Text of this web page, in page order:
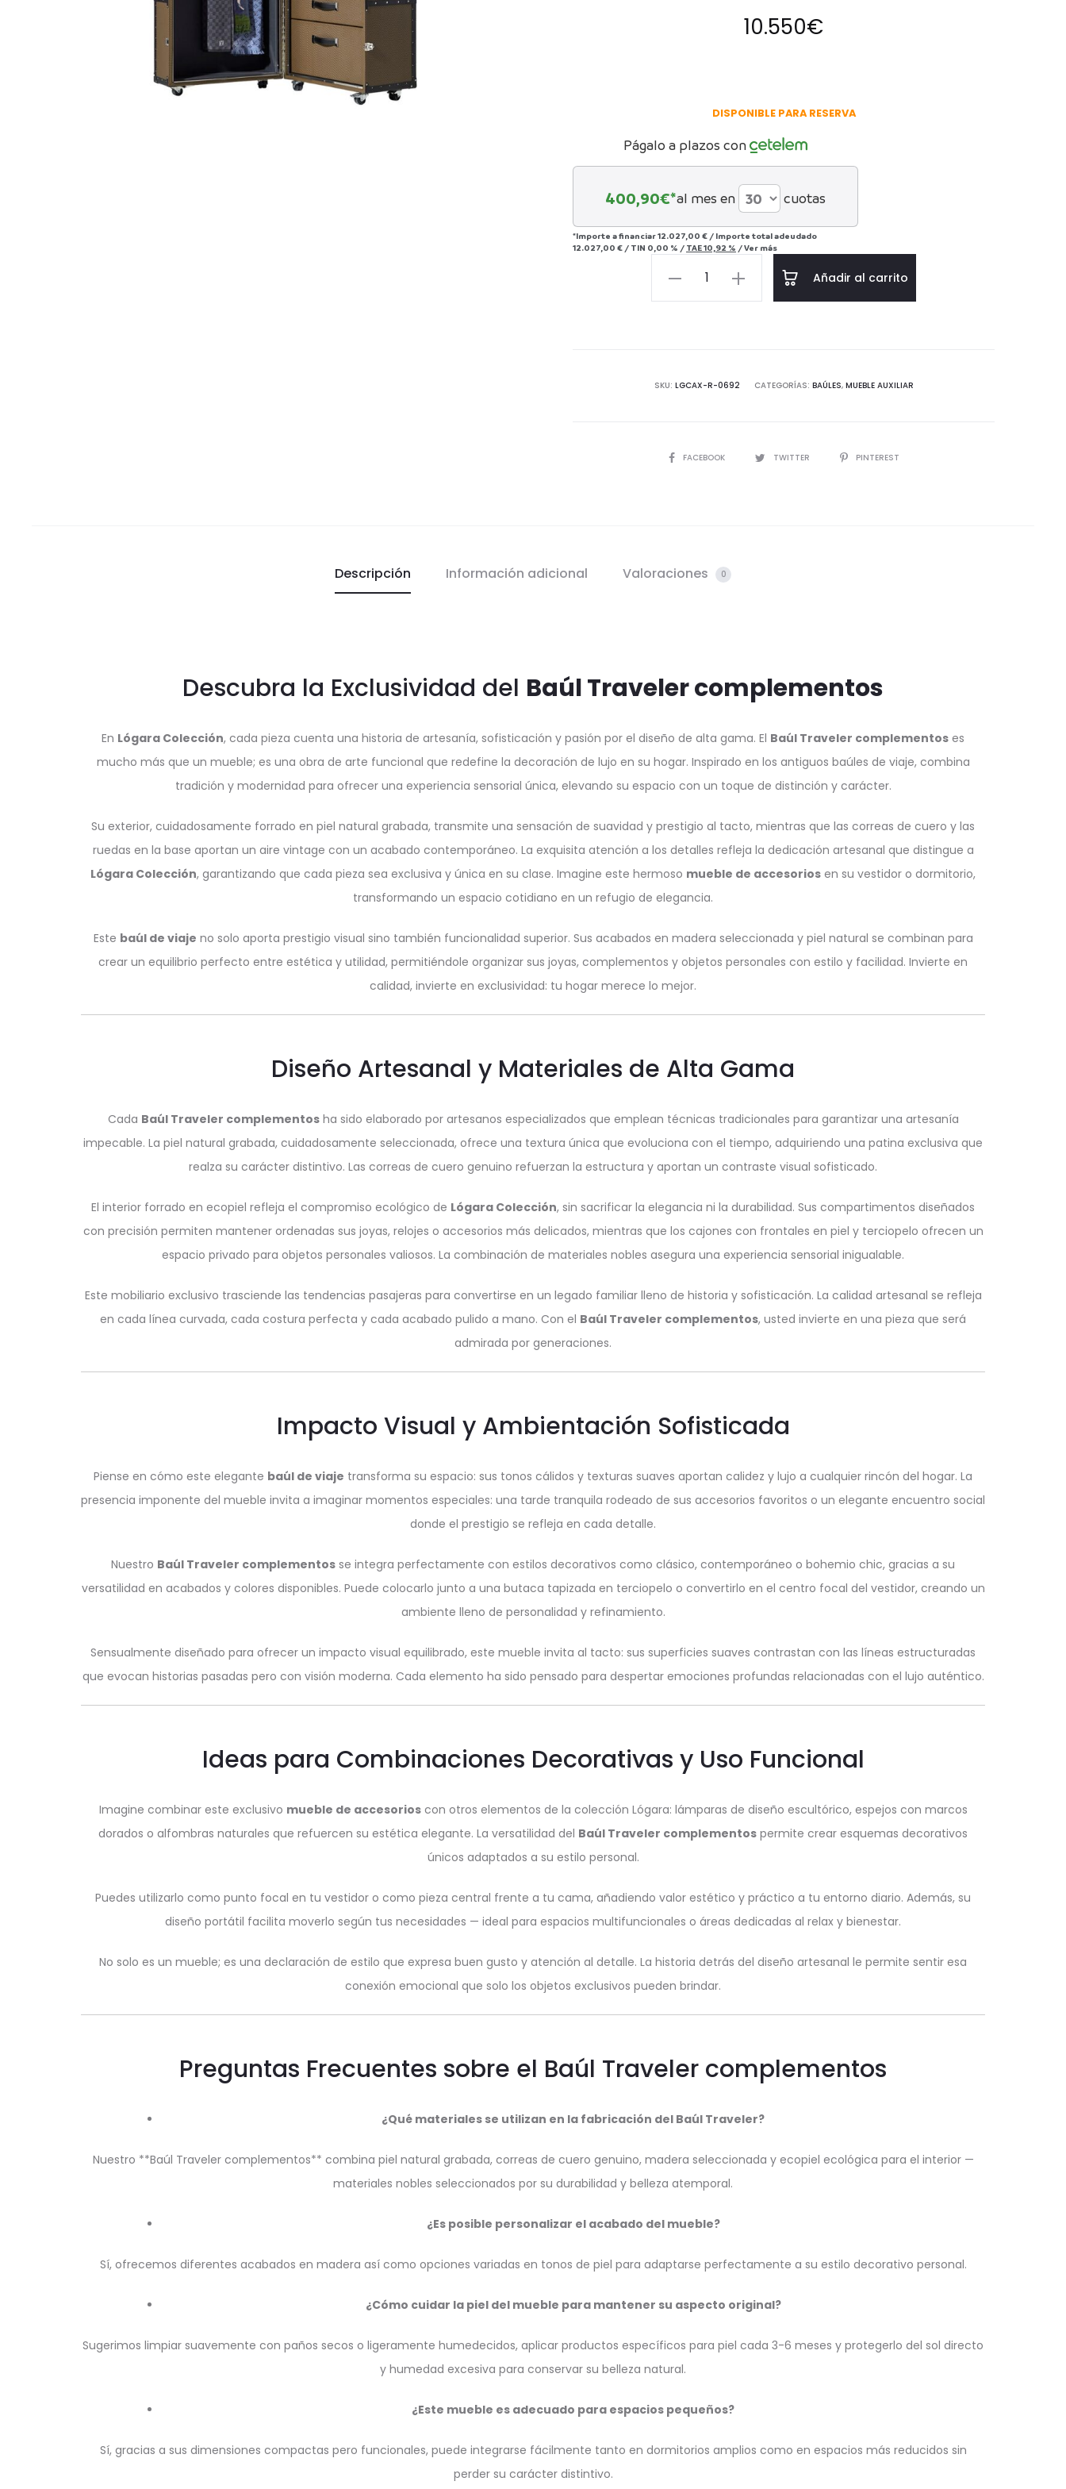
10.550€
DISPONIBLE PARA RESERVA
Págalo a plazos con
400,90€*al mes en cuotas
*Importe a financiar12.027,00 € / Importe total adeudado
12.027,00 € / TIN 0,00 % / TAE10,92 % /Ver más
Añadir al carrito
SKU: LGCAX-R-0692 CATEGORÍAS: BAÚLES, MUEBLE AUXILIAR
COMPARTIR
FACEBOOK TWITTER PINTEREST
Descripción Información adicional Valoraciones 0
Descubra la Exclusividad del Baúl Traveler complementos
En Lógara Colección, cada pieza cuenta una historia de artesanía, sofisticación y pasión por el diseño de alta gama. El Baúl Traveler complementos es
mucho más que un mueble; es una obra de arte funcional que redefine la decoración de lujo en su hogar. Inspirado en los antiguos baúles de viaje, combina
tradición y modernidad para ofrecer una experiencia sensorial única, elevando su espacio con un toque de distinción y carácter.
Su exterior, cuidadosamente forrado en piel natural grabada, transmite una sensación de suavidad y prestigio al tacto, mientras que las correas de cuero y las
ruedas en la base aportan un aire vintage con un acabado contemporáneo. La exquisita atención a los detalles refleja la dedicación artesanal que distingue a
Lógara Colección, garantizando que cada pieza sea exclusiva y única en su clase. Imagine este hermoso mueble de accesorios en su vestidor o dormitorio,
transformando un espacio cotidiano en un refugio de elegancia.
Este baúl de viaje no solo aporta prestigio visual sino también funcionalidad superior. Sus acabados en madera seleccionada y piel natural se combinan para
crear un equilibrio perfecto entre estética y utilidad, permitiéndole organizar sus joyas, complementos y objetos personales con estilo y facilidad. Invierte en
calidad, invierte en exclusividad: tu hogar merece lo mejor.
Diseño Artesanal y Materiales de Alta Gama
Cada Baúl Traveler complementosha sido elaborado por artesanos especializados que emplean técnicas tradicionales para garantizar una artesanía
impecable. La piel natural grabada, cuidadosamente seleccionada, ofrece una textura única que evoluciona con el tiempo, adquiriendo una patina exclusiva que
realza su carácter distintivo. Las correas de cuero genuino refuerzan la estructura y aportan un contraste visual sofisticado.
El interior forrado en ecopiel refleja el compromiso ecológico de Lógara Colección, sin sacrificar la elegancia ni la durabilidad. Sus compartimentos diseñados
con precisión permiten mantener ordenadas sus joyas, relojes o accesorios más delicados, mientras que los cajones con frontales en piel y terciopelo ofrecen un
espacio privado para objetos personales valiosos. La combinación de materiales nobles asegura una experiencia sensorial inigualable.
Este mobiliario exclusivo trasciende las tendencias pasajeras para convertirse en un legado familiar lleno de historia y sofisticación. La calidad artesanal se refleja
en cada línea curvada, cada costura perfecta y cada acabado pulido a mano. Con el Baúl Traveler complementos, usted invierte en una pieza que será
admirada por generaciones.
Impacto Visual y Ambientación Sofisticada
Piense en cómo este elegante baúl de viaje transforma su espacio: sus tonos cálidos y texturas suaves aportan calidez y lujo a cualquier rincón del hogar. La
presencia imponente del mueble invita a imaginar momentos especiales: una tarde tranquila rodeado de sus accesorios favoritos o un elegante encuentro social
donde el prestigio se refleja en cada detalle.
Nuestro Baúl Traveler complementos se integra perfectamente con estilos decorativos como clásico, contemporáneo o bohemio chic, gracias a su
versatilidad en acabados y colores disponibles. Puede colocarlo junto a una butaca tapizada en terciopelo o convertirlo en el centro focal del vestidor, creando un
ambiente lleno de personalidad y refinamiento.
Sensualmente diseñado para ofrecer un impacto visual equilibrado, este mueble invita al tacto: sus superficies suaves contrastan con las líneas estructuradas
que evocan historias pasadas pero con visión moderna. Cada elemento ha sido pensado para despertar emociones profundas relacionadas con el lujo auténtico.
Ideas para Combinaciones Decorativas y Uso Funcional
Imagine combinar este exclusivo mueble de accesorioscon otros elementos de la colección Lógara: lámparas de diseño escultórico, espejos con marcos
dorados o alfombras naturales que refuercen su estética elegante. La versatilidad del Baúl Traveler complementos permite crear esquemas decorativos
únicos adaptados a su estilo personal.
Puedes utilizarlo como punto focal en tu vestidor o como pieza central frente a tu cama, añadiendo valor estético y práctico a tu entorno diario. Además, su
diseño portátil facilita moverlo según tus necesidades — ideal para espacios multifuncionales o áreas dedicadas al relax y bienestar.
No solo es un mueble; es una declaración de estilo que expresa buen gusto y atención al detalle. La historia detrás del diseño artesanal le permite sentir esa
conexión emocional que solo los objetos exclusivos pueden brindar.
Preguntas Frecuentes sobre el Baúl Traveler complementos
¿Qué materiales se utilizan en la fabricación del Baúl Traveler?
Nuestro **Baúl Traveler complementos** combina piel natural grabada, correas de cuero genuino, madera seleccionada y ecopiel ecológica para el interior —
materiales nobles seleccionados por su durabilidad y belleza atemporal.
¿Es posible personalizar el acabado del mueble?
Sí, ofrecemos diferentes acabados en madera así como opciones variadas en tonos de piel para adaptarse perfectamente a su estilo decorativo personal.
¿Cómo cuidar la piel del mueble para mantener su aspecto original?
Sugerimos limpiar suavemente con paños secos o ligeramente humedecidos, aplicar productos específicos para piel cada 3-6 meses y protegerlo del sol directo
y humedad excesiva para conservar su belleza natural.
¿Este mueble es adecuado para espacios pequeños?
Sí, gracias a sus dimensiones compactas pero funcionales, puede integrarse fácilmente tanto en dormitorios amplios como en espacios más reducidos sin
perder su carácter distintivo.